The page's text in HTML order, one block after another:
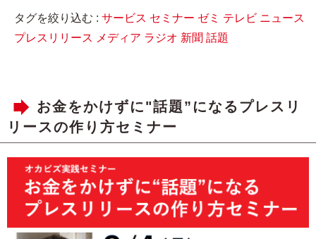
タグを絞り込む : サービス セミナー ゼミ テレビ ニュース
プレスリリース メディア ラジオ 新聞 話題
お金をかけずに"話題”になるプレスリ
リースの作り方セミナー